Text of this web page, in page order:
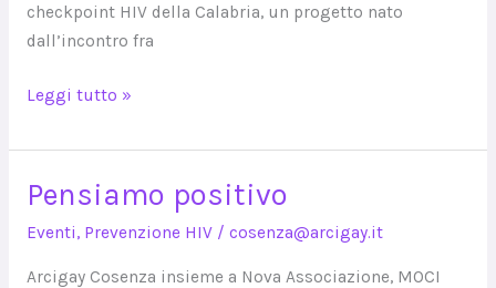
checkpoint HIV della Calabria, un progetto nato
dall’incontro fra
Leggi tutto »
Pensiamo positivo
Eventi, Prevenzione HIV/ cosenza@arcigay.it
Arcigay Cosenza insieme a Nova Associazione, MOCI
Pensiamo